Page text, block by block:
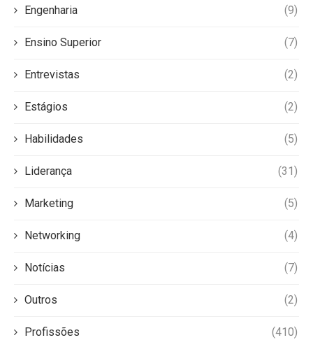
Engenharia (9)
Ensino Superior (7)
Entrevistas (2)
Estágios (2)
Habilidades (5)
Liderança (31)
Marketing (5)
Networking (4)
Notícias (7)
Outros (2)
Profissões (410)